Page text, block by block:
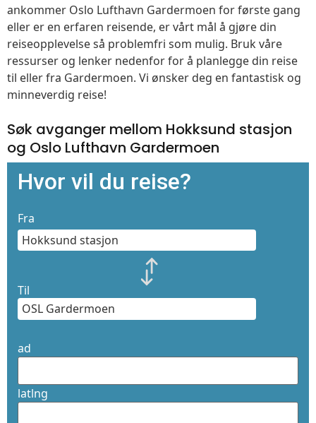
ankommer Oslo Lufthavn Gardermoen for første gang
eller er en erfaren reisende, er vårt mål å gjøre din
reiseopplevelse så problemfri som mulig. Bruk våre
ressurser og lenker nedenfor for å planlegge din reise
til eller fra Gardermoen. Vi ønsker deg en fantastisk og
minneverdig reise!
Søk avganger mellom Hokksund stasjon
og Oslo Lufthavn Gardermoen
Hvor vil du reise?
Fra
Til
ad
latlng